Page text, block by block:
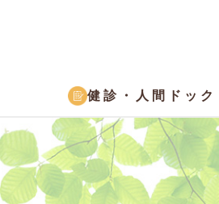
健診・ 人間ドック